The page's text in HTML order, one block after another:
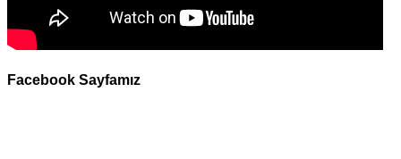
Facebook Sayfamız